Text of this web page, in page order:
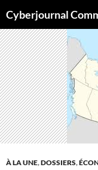
au
contenu
Cyberjournal
À LA UNE,DOSSIERS,